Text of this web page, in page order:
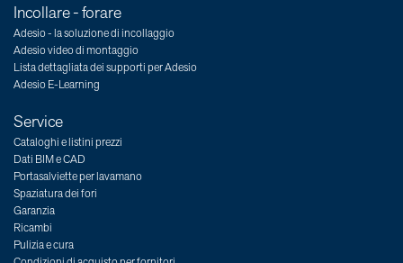
Incollare - forare
Adesio - la soluzione di incollaggio
Adesio video di montaggio
Lista dettagliata dei supporti per Adesio
Adesio E-Learning
Service
Cataloghi e listini prezzi
Dati BIM e CAD
Portasalviette per lavamano
Spaziatura dei fori
Garanzia
Ricambi
Pulizia e cura